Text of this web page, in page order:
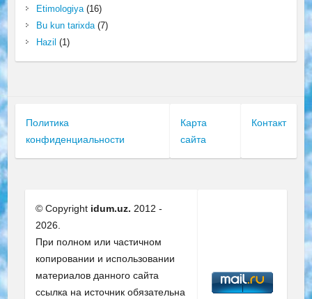
Etimologiya(16)
Bu kun tarixda(7)
Hazil (1)
Политика
конфиденциальности
Карта
сайта
Контакт
© Copyright idum.uz. 2012 -
2026.
При полном или частичном
копировании и использовании
материалов данного сайта
ссылка на источник обязательна